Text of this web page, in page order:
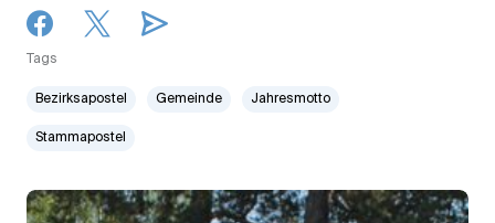
Tags
Bezirksapostel Gemeinde Jahresmotto
Stammapostel